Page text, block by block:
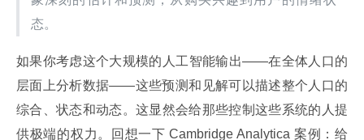
态。
如果你考虑这个大规模的人工智能输出——在全体人口的
层面上分析数据——这些预测和见解可以描述整个人口的
综合、状态和动态。这显然会给那些控制这些系统的人提
供极端的权力。回想一下 Cambridge Analytica 案例：给